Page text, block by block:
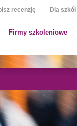
recenzję Dla szkół
Firmy szkoleniowe